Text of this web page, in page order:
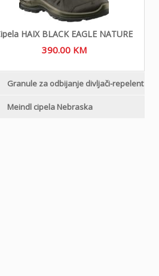
HAIX BLACK EAGLE NATURE
390.00 KM
Granule za odbijanje divljači-repelent
Meindl cipela Nebraska